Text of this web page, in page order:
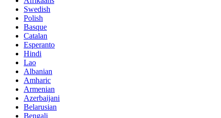
Swedish
Polish
Basque
Catalan
Esperanto
Hindi
Lao
Albanian
Amharic
Armenian
Azerbaijani
Belarusian
Bengali